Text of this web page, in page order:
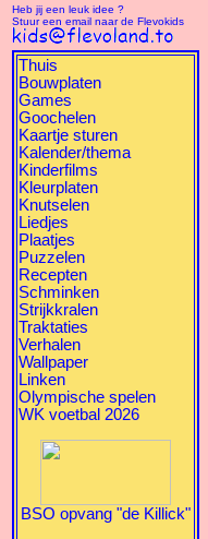
Heb jij een leuk idee ?
Stuur een email naar de Flevokids
Thuis
Bouwplaten
Games
Goochelen
Kaartje sturen
Kalender/thema
Kinderfilms
Kleurplaten
Knutselen
Liedjes
Plaatjes
Puzzelen
Recepten
Schminken
Strijkkralen
Traktaties
Verhalen
Wallpaper
Linken
Olympische spelen
WK voetbal 2026
BSO opvang "de Killick"